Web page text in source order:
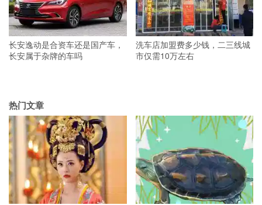
长安逸动是合资车还是国产车，
长安属于杂牌的车吗
洗车店加盟费多少钱，二三线城
市仅需10万左右
热门文章